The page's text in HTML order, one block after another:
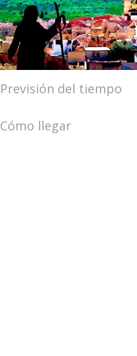
Previsión del tiempo
Cómo llegar